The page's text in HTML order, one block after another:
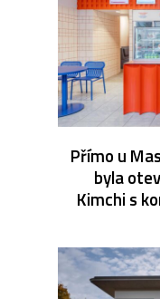
Přímo u
byla
Kimchi s